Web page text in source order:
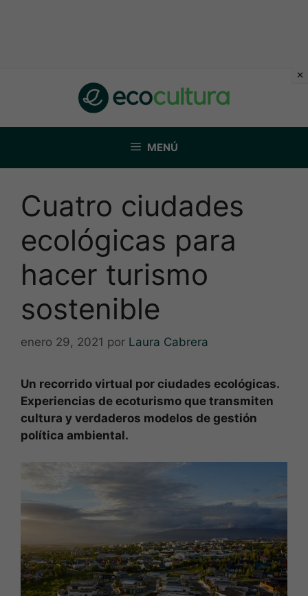
MENÚ
Cuatro ciudades
ecológicas para
hacer turismo
sostenible
enero 29, 2021 por Laura Cabrera
Un recorrido virtual por ciudades ecológicas.
Experiencias de ecoturismo que transmiten
cultura y verdaderos modelos de gestión
política ambiental.